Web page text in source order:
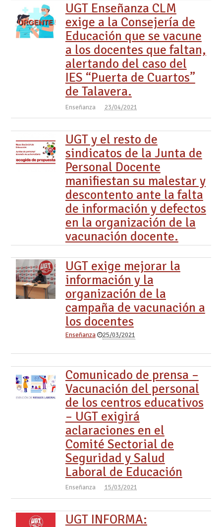
UGT Enseñanza CLM
exige a la Consejería de
Educación que se vacune
a los docentes que faltan,
alertando del caso del
IES “Puerta de Cuartos”
de Talavera.
Enseñanza 23/04/2021
UGT y el resto de
sindicatos de la Junta de
Personal Docente
manifiestan su malestar y
descontento ante la falta
de información y defectos
en la organización de la
vacunación docente.
UGT exige mejorar la
información y la
organización de la
campaña de vacunación a
los docentes
Enseñanza 25/03/2021
Comunicado de prensa –
Vacunación del personal
de los centros educativos
– UGT exigirá
aclaraciones en el
Comité Sectorial de
Seguridad y Salud
Laboral de Educación
Enseñanza 15/03/2021
UGT INFORMA: